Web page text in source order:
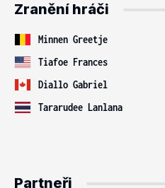
Zranění hráči
Minnen Greetje
Tiafoe Frances
Diallo Gabriel
Tararudee Lanlana
Partneři